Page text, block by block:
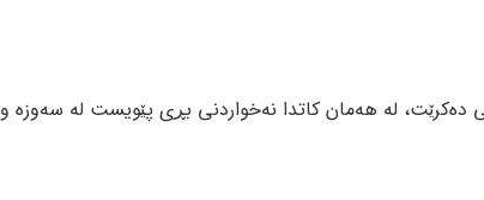
لە هەمان کاتدا نەخواردنی بڕی پێویست لە سەوزە و